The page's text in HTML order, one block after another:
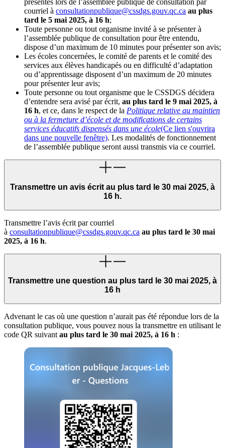
présentés lors de l’assemblée publique de consultation par
courriel à consultationpublique@cssdgs.gouv.qc.ca au plus
tard le 5 mai 2025, à 16 h;
Toute personne ou tout organisme invité à se présenter à
l’assemblée publique de consultation pour être entendu,
dispose d’un maximum de 10 minutes pour présenter son avis;
Les écoles concernées, le comité de parents et le comité des
services aux élèves handicapés ou en difficulté d’adaptation
ou d’apprentissage disposent d’un maximum de 20 minutes
pour présenter leur avis;
Toute personne ou tout organisme que le CSSDGS décidera
d’entendre sera avisé par écrit, au plus tard le 9 mai 2025, à
16 h, et ce, dans le respect de la Politique relative au maintien
ou à la fermeture d’école et de modifications de certains
services éducatifs dispensés dans une école(Ce lien s'ouvrira
dans une nouvelle fenêtre). Les modalités de fonctionnement
de l’assemblée publique seront aussi transmis via ce courriel.
Transmettre un avis écrit au plus tard le 30 mai 2025, à
16 h.
Transmettre l’avis écrit par courriel
à consultationpublique@cssdgs.gouv.qc.ca au plus tard le 30 mai
2025, à 16 h.
Transmettre une question au plus tard le 30 mai 2025, à
16 h
Advenant le cas où une question n’aurait pas été répondue lors de la
consultation publique, vous pouvez nous la transmettre en utilisant le
code QR suivant au plus tard le 30 mai 2025, à 16 h :